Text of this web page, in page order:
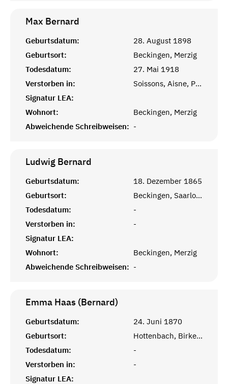
Max Bernard
Geburtsdatum:
28. August 1898
Geburtsort:
Beckingen, Merzig
Todesdatum:
27. Mai 1918
Verstorben in:
Soissons, Aisne, Picardie, France
Signatur LEA:
Wohnort:
Beckingen, Merzig
Abweichende Schreibweisen: -
Ludwig Bernard
Geburtsdatum:
18. Dezember 1865
Geburtsort:
Beckingen, Saarlouis
Todesdatum:
-
Verstorben in:
-
Signatur LEA:
Wohnort:
Beckingen, Merzig
Abweichende Schreibweisen: -
Emma Haas (Bernard)
Geburtsdatum:
24. Juni 1870
Geburtsort:
Hottenbach, Birkenfeld
Todesdatum:
-
Verstorben in:
-
Signatur LEA: